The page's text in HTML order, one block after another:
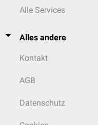
Alle Services
Alles andere
Kontakt
AGB
Datenschutz